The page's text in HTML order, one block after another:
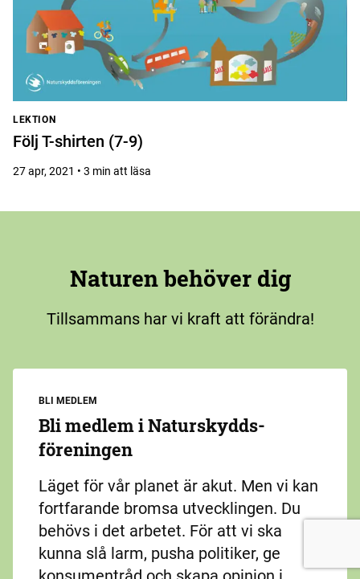
LEKTION
Följ T-shirten (7-9)
27 apr, 2021 • 3 min att läsa
Naturen behöver dig
Tillsammans har vi kraft att förändra!
BLI MEDLEM
Bli medlem i Naturskydds­
föreningen
Läget för vår planet är akut. Men vi kan
fortfarande bromsa utvecklingen. Du
behövs i det arbetet. För att vi ska
kunna slå larm, pusha politiker, ge